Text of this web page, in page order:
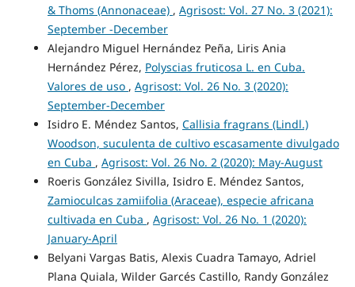
& Thoms (Annonaceae) , Agrisost: Vol. 27 No. 3 (2021):
September -December
Alejandro Miguel Hernández Peña, Liris Ania
Hernández Pérez, Polyscias fruticosa L. en Cuba.
Valores de uso , Agrisost: Vol. 26 No. 3 (2020):
September-December
Isidro E. Méndez Santos, Callisia fragrans (Lindl.)
Woodson, suculenta de cultivo escasamente divulgado
en Cuba , Agrisost: Vol. 26 No. 2 (2020): May-August
Roeris González Sivilla, Isidro E. Méndez Santos,
Zamioculcas zamiifolia (Araceae), especie africana
cultivada en Cuba , Agrisost: Vol. 26 No. 1 (2020):
January-April
Belyani Vargas Batis, Alexis Cuadra Tamayo, Adriel
Plana Quiala, Wilder Garcés Castillo, Randy González